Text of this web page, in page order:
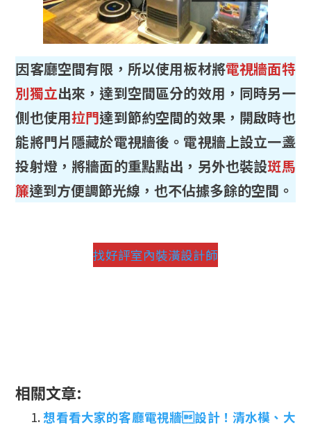
因客廳空間有限，所以使用板材將電視牆面特
別獨立出來，達到空間區分的效用，同時另一
側也使用拉門達到節約空間的效果，開啟時也
能將門片隱藏於電視牆後。電視牆上設立一盞
投射燈，將牆面的重點點出，另外也裝設斑馬
簾達到方便調節光線，也不佔據多餘的空間。
找好評室內裝潢設計師
相關文章:
想看看大家的客廳電視牆設計！清水模、大